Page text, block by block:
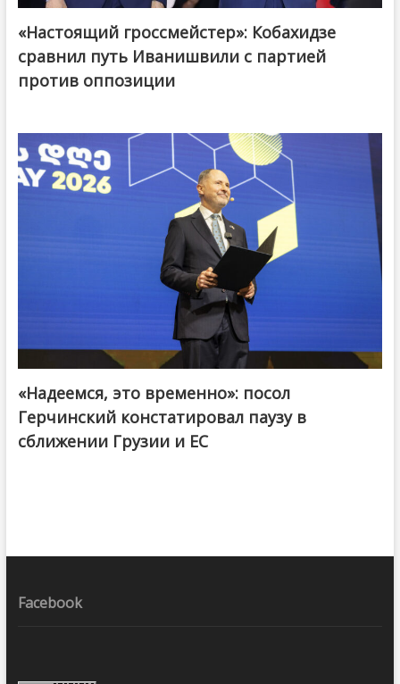
@ქართული ოცნება / Georgian Dream
«Настоящий гроссмейстер»: Кобахидзе
сравнил путь Иванишвили с партией
против оппозиции
«Надеемся, это временно»: посол
Герчинский констатировал паузу в
сближении Грузии и ЕС
Facebook